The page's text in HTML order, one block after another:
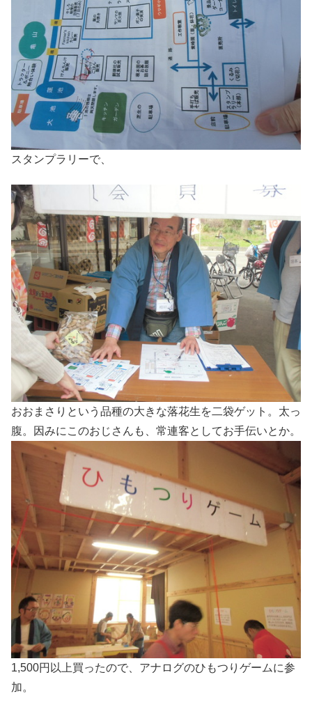
スタンプラリーで、
おおまさりという品種の大きな落花生を二袋ゲット。太っ
腹。因みにこのおじさんも、常連客としてお手伝いとか。
1,500円以上買ったので、アナログのひもつりゲームに参
加。